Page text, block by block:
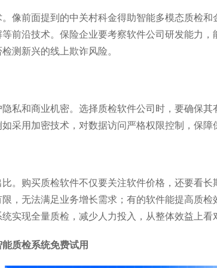
像前面提到的中关村科金得助智能多模态质检
前沿技术。保险企业要考察软件公司研发能力
测新兴的线上欺诈风险。​
私和商业机密。选择质检软件公司时，要确保
采用加密技术，对数据访问严格权限控制，保障
。购买质检软件不仅要关注软件价格，还要看
，无法满足业务增长需求；有的软件能提高质
实现全量质检，减少人力投入，从整体效益上看
质检系统免费试用